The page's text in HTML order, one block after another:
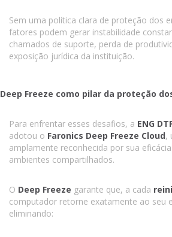
Sem uma política clara de proteção dos
fatores podem gerar instabilidade
chamados de suporte, perda de
exposição jurídica da instituição.
Deep Freeze como pilar da proteção
Para enfrentar esses desafios, a ENG
adotou o Faronics Deep Freeze Cloud,
amplamente reconhecida por sua
ambientes compartilhados.
O Deep Freeze garante que, a cada
computador retorne exatamente ao seu
eliminando: